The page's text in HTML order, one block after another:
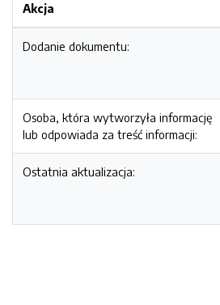
Akcja
Dodanie dokumentu:
Osoba, która wytworzyła informację
lub odpowiada za treść informacji:
Ostatnia aktualizacja: